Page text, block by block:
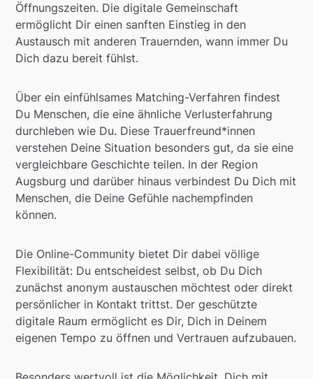
Öffnungszeiten. Die digitale Gemeinschaft
ermöglicht Dir einen sanften Einstieg in den
Austausch mit anderen Trauernden, wann immer Du
Dich dazu bereit fühlst.
Über ein einfühlsames Matching-Verfahren findest
Du Menschen, die eine ähnliche Verlusterfahrung
durchleben wie Du. Diese Trauerfreund*innen
verstehen Deine Situation besonders gut, da sie eine
vergleichbare Geschichte teilen. In der Region
Augsburg und darüber hinaus verbindest Du Dich mit
Menschen, die Deine Gefühle nachempfinden
können.
Die Online-Community bietet Dir dabei völlige
Flexibilität: Du entscheidest selbst, ob Du Dich
zunächst anonym austauschen möchtest oder direkt
persönlicher in Kontakt trittst. Der geschützte
digitale Raum ermöglicht es Dir, Dich in Deinem
eigenen Tempo zu öffnen und Vertrauen aufzubauen.